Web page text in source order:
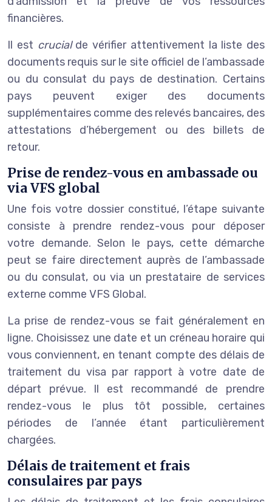
financières.
Il est crucial de vérifier attentivement la liste des
documents requis sur le site officiel de l’ambassade
ou du consulat du pays de destination. Certains
pays peuvent exiger des documents
supplémentaires comme des relevés bancaires, des
attestations d’hébergement ou des billets de
retour.
Prise de rendez-vous en ambassade ou
via VFS global
Une fois votre dossier constitué, l’étape suivante
consiste à prendre rendez-vous pour déposer
votre demande. Selon le pays, cette démarche
peut se faire directement auprès de l’ambassade
ou du consulat, ou via un prestataire de services
externe comme VFS Global.
La prise de rendez-vous se fait généralement en
ligne. Choisissez une date et un créneau horaire qui
vous conviennent, en tenant compte des délais de
traitement du visa par rapport à votre date de
départ prévue. Il est recommandé de prendre
rendez-vous le plus tôt possible, certaines
périodes de l’année étant particulièrement
chargées.
Délais de traitement et frais
consulaires par pays